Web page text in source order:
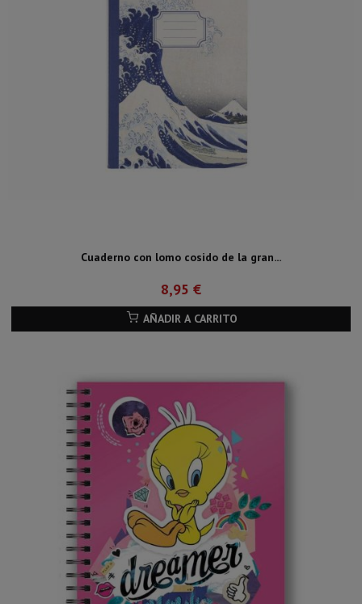
Cuaderno con lomo cosido de la gran...
8,95 €
AÑADIR A CARRITO